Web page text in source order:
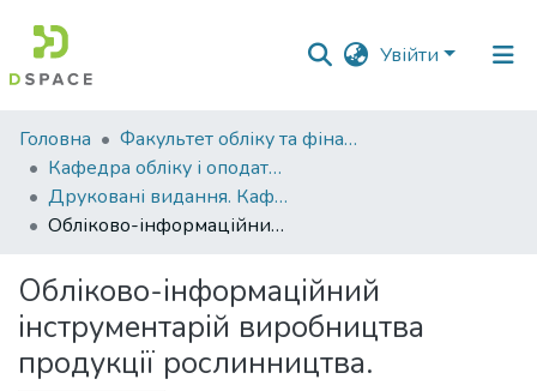
Увійти
Фонди
та
зібрання
Пошук за критеріями
Статистика
Головна
Факультет обліку та фінансів
Кафедра обліку і оподаткування
Друковані видання. Кафедра обліку і оподаткування
Обліково-інформаційний інструментарій виробництва продукції рослинництва.
Обліково-інформаційний
інструментарій виробництва
продукції рослинництва.